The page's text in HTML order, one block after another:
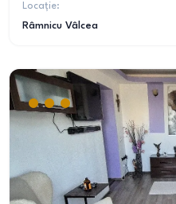
Locație:
Râmnicu Vâlcea